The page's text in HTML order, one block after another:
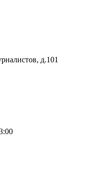
д.101